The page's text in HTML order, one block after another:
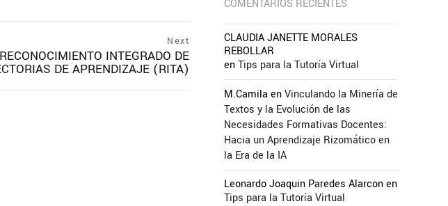
Next
INTEGRADO DE
DE APRENDIZAJE (RITA)
COMENTARIOS RECIENTES
CLAUDIA JANETTE MORALES
REBOLLAR
enTips para la Tutoría Virtual
M.Camila enVinculando la Minería de
Textos y la Evolución de las
Necesidades Formativas Docentes:
Hacia un Aprendizaje Rizomático en
la Era de la IA
Leonardo Joaquin Paredes Alarconen
Tips para la Tutoría Virtual